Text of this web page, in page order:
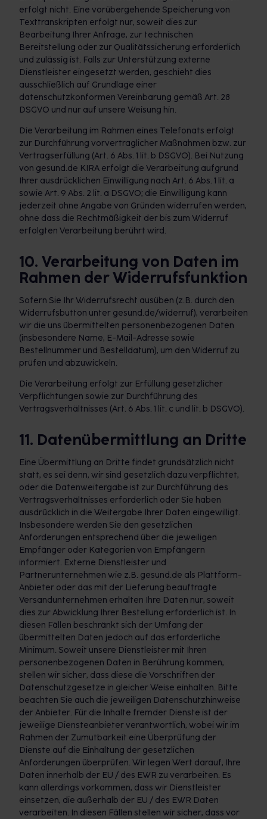
erfolgt nicht. Eine vorübergehende Speicherung von
Texttranskripten erfolgt nur, soweit dies zur
Bearbeitung Ihrer Anfrage, zur technischen
Bereitstellung oder zur Qualitätssicherung erforderlich
und zulässig ist. Falls zur Unterstützung externe
Dienstleister eingesetzt werden, geschieht dies
ausschließlich auf Grundlage einer
datenschutzkonformen Vereinbarung gemäß Art. 28
DSGVO und nur auf unsere Weisung hin.
Die Verarbeitung im Rahmen eines Telefonats erfolgt
zur Durchführung vorvertraglicher Maßnahmen bzw. zur
Vertragserfüllung (Art. 6 Abs. 1 lit. b DSGVO). Bei Nutzung
von gesund.de KIRA erfolgt die Verarbeitung aufgrund
Ihrer ausdrücklichen Einwilligung nach Art. 6 Abs. 1 lit. a
sowie Art. 9 Abs. 2 lit. a DSGVO; die Einwilligung kann
jederzeit ohne Angabe von Gründen widerrufen werden,
ohne dass die Rechtmäßigkeit der bis zum Widerruf
erfolgten Verarbeitung berührt wird.
10. Verarbeitung von Daten im
Rahmen der Widerrufsfunktion
Sofern Sie Ihr Widerrufsrecht ausüben (z.B. durch den
Widerrufsbutton unter gesund.de/widerruf), verarbeiten
wir die uns übermittelten personenbezogenen Daten
(insbesondere Name, E-Mail-Adresse sowie
Bestellnummer und Bestelldatum), um den Widerruf zu
prüfen und abzuwickeln.
Die Verarbeitung erfolgt zur Erfüllung gesetzlicher
Verpflichtungen sowie zur Durchführung des
Vertragsverhältnisses (Art. 6 Abs. 1 lit. c und lit. b DSGVO).
11. Datenübermittlung an Dritte
Eine Übermittlung an Dritte findet grundsätzlich nicht
statt, es sei denn, wir sind gesetzlich dazu verpflichtet,
oder die Datenweitergabe ist zur Durchführung des
Vertragsverhältnisses erforderlich oder Sie haben
ausdrücklich in die Weitergabe Ihrer Daten eingewilligt.
Insbesondere werden Sie den gesetzlichen
Anforderungen entsprechend über die jeweiligen
Empfänger oder Kategorien von Empfängern
informiert. Externe Dienstleister und
Partnerunternehmen wie z.B. gesund.de als Plattform-
Anbieter oder das mit der Lieferung beauftragte
Versandunternehmen erhalten Ihre Daten nur, soweit
dies zur Abwicklung Ihrer Bestellung erforderlich ist. In
diesen Fällen beschränkt sich der Umfang der
übermittelten Daten jedoch auf das erforderliche
Minimum. Soweit unsere Dienstleister mit Ihren
personenbezogenen Daten in Berührung kommen,
stellen wir sicher, dass diese die Vorschriften der
Datenschutzgesetze in gleicher Weise einhalten. Bitte
beachten Sie auch die jeweiligen Datenschutzhinweise
der Anbieter. Für die Inhalte fremder Dienste ist der
jeweilige Diensteanbieter verantwortlich, wobei wir im
Rahmen der Zumutbarkeit eine Überprüfung der
Dienste auf die Einhaltung der gesetzlichen
Anforderungen überprüfen. Wir legen Wert darauf, Ihre
Daten innerhalb der EU / des EWR zu verarbeiten. Es
kann allerdings vorkommen, dass wir Dienstleister
einsetzen, die außerhalb der EU / des EWR Daten
verarbeiten. In diesen Fällen stellen wir sicher, dass vor